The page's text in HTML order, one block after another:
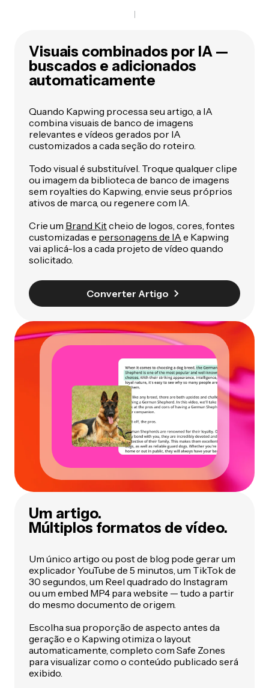
Visuais combinados por IA —
buscados e adicionados
automaticamente
Quando Kapwing processa seu artigo, a IA
combina visuais de banco de imagens
relevantes e vídeos gerados por IA
customizados a cada seção do roteiro.
Todo visual é substituível. Troque qualquer clipe
ou imagem da biblioteca de banco de imagens
sem royalties do Kapwing, envie seus próprios
ativos de marca, ou regenere com IA.
Crie um Brand Kitcheio de logos, cores, fontes
customizadas e personagens de IA e Kapwing
vai aplicá-los a cada projeto de vídeo quando
solicitado.
Converter Artigo
Um artigo.
Múltiplos formatos de vídeo.
Um único artigo ou post de blog pode gerar um
explicador YouTube de 5 minutos, um TikTok de
30 segundos, um Reel quadrado do Instagram
ou um embed MP4 para website — tudo a partir
do mesmo documento de origem.
Escolha sua proporção de aspecto antes da
geração e o Kapwing otimiza o layout
automaticamente, completo com Safe Zones
para visualizar como o conteúdo publicado será
exibido.